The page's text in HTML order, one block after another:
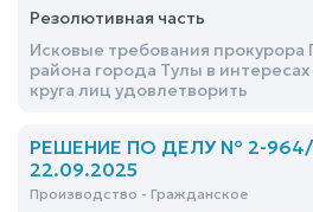
Резолютивная часть
Исковые требования прокурора
района города Тулы в
круга лиц удовлетворить
РЕШЕНИЕ ПО ДЕЛУ № 2-964/
22.09.2025
Производство - Гражданское